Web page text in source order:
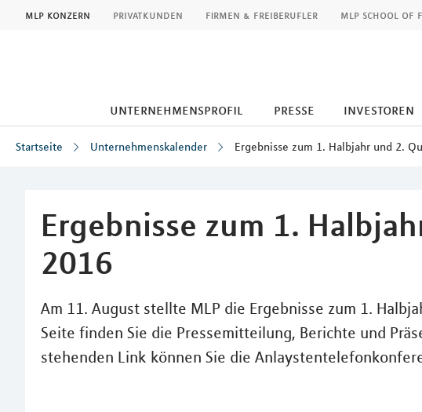
mlp konzern privatkunden firmen & freiberufler mlp school of
unternehmensprofil presse investoren
Startseite Unternehmenskalender Ergebnisse zum 1. Halbjahr und 2.
Ergebnisse zum 1.
2016
Am 11. August stellte MLP die Ergebnisse zum 1.
Seite finden Sie die Pressemitteilung, Berichte und
stehenden Link können Sie die